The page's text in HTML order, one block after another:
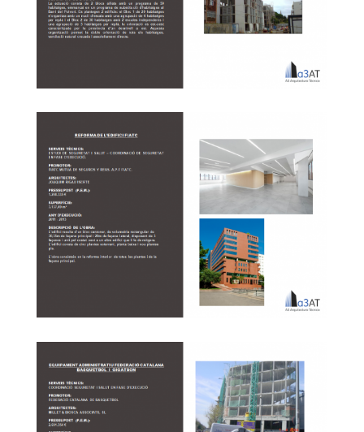
Barri del Polvorí 7ª Fase Barcelona